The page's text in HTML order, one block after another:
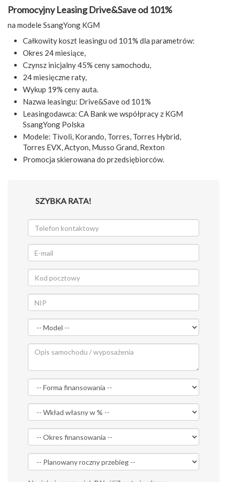
Promocyjny Leasing Drive&Save od 101%
na modele SsangYong KGM
Całkowity koszt leasingu od 101% dla parametrów:
Okres 24 miesiące,
Czynsz inicjalny 45% ceny samochodu,
24 miesięczne raty,
Wykup 19% ceny auta.
Nazwa leasingu: Drive&Save od 101%
Leasingodawca: CA Bank we współpracy z KGM
SsangYong Polska
Modele: Tivoli, Korando, Torres, Torres Hybrid,
Torres EVX, Actyon, Musso Grand, Rexton
Promocja skierowana do przedsiębiorców.
SZYBKA RATA!